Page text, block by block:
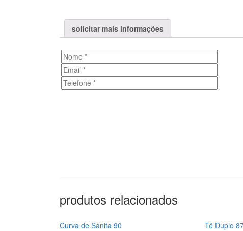
solicitar mais informações
produtos relacionados
Curva de Sanita 90 Tê Duplo